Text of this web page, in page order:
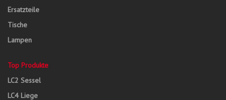
Ersatzteile
Tische
Lampen
Top Produkte
LC2 Sessel
LC4 Liege